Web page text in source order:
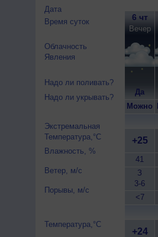
Дата
Время суток
Облачность
Явления
Надо ли поливать?
Надо ли укрывать?
Экстремальная
Температура,°C
Влажность, %
Ветер, м/с
Порывы, м/с
Температура,°C
6 чт
Вечер
Да
Можно
+25
41
З
3-6
<7
+24